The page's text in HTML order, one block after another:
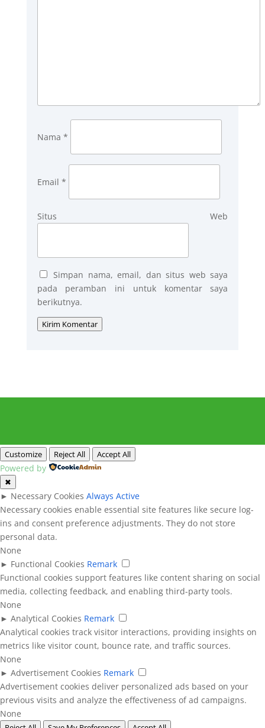
Nama *
Email *
Situs Web
Simpan nama, email, dan situs web saya
pada peramban ini untuk komentar saya
berikutnya.
Kirim Komentar
Customize Reject All Accept All
Powered by
✖
► Necessary Cookies Always Active
Necessary cookies enable essential site features like secure log-
ins and consent preference adjustments. They do not store
personal data.
None
► Functional Cookies Remark
Functional cookies support features like content sharing on social
media, collecting feedback, and enabling third-party tools.
None
► Analytical Cookies Remark
Analytical cookies track visitor interactions, providing insights on
metrics like visitor count, bounce rate, and traffic sources.
None
► Advertisement Cookies Remark
Advertisement cookies deliver personalized ads based on your
previous visits and analyze the effectiveness of ad campaigns.
None